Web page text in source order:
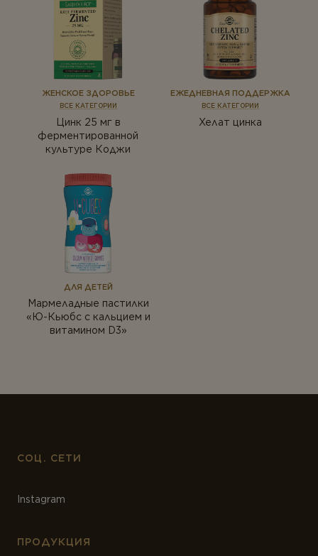
ЖЕНСКОЕ ЗДОРОВЬЕ
ВСЕ КАТЕГОРИИ
Цинк 25 мг в
ферментированной
культуре Коджи
ЕЖЕДНЕВНАЯ ПОДДЕРЖКА
ВСЕ КАТЕГОРИИ
Хелат цинка
ДЛЯ ДЕТЕЙ
Мармеладные пастилки
«Ю-Кьюбс с кальцием и
витамином D3»
СОЦ. СЕТИ
Instagram
ПРОДУКЦИЯ